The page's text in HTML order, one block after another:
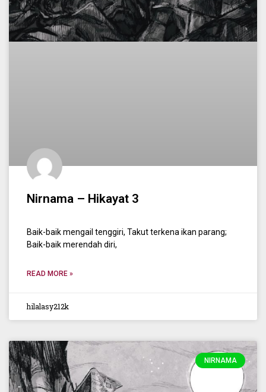
Nirnama – Hikayat 3
Baik-baik mengail tenggiri, Takut terkena ikan parang;
Baik-baik merendah diri,
READ MORE »
hilalasy212k
NIRNAMA